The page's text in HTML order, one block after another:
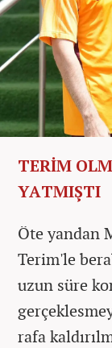
TERİM
YATMIŞTI
Öte yandan
Terim'le
uzun süre
rafa